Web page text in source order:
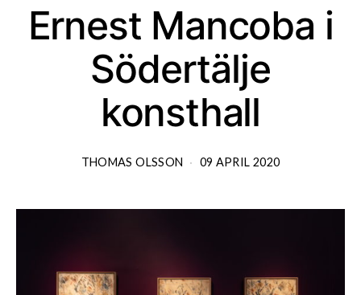
Ernest Mancoba i
Södertälje
konsthall
THOMAS OLSSON 09 APRIL 2020